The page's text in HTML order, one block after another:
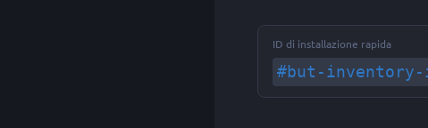
ID di installazione rapida
#but-inventory-